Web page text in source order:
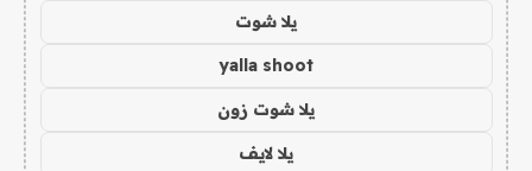
يلا شوت
yalla shoot
يلا شوت زون
يلا لايف